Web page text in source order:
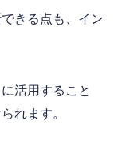
きる点も、イン
活用すること
れます。